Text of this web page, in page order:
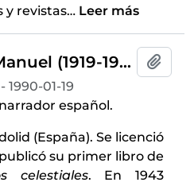
y revistas… Leer más
Alonso Alcalde, Manuel (1919-1990)
1990-01-19
español.
(España). Se licenció
su primer libro de
celestiales. En 1943